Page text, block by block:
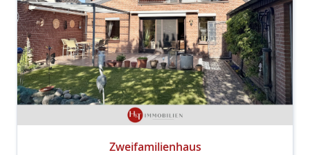
Zweifamilienhaus